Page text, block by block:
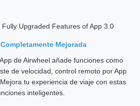
Mejorada
de Airwheel añade funciones como
de velocidad, control remoto por App
tu experiencia de viaje con estas
inteligentes.